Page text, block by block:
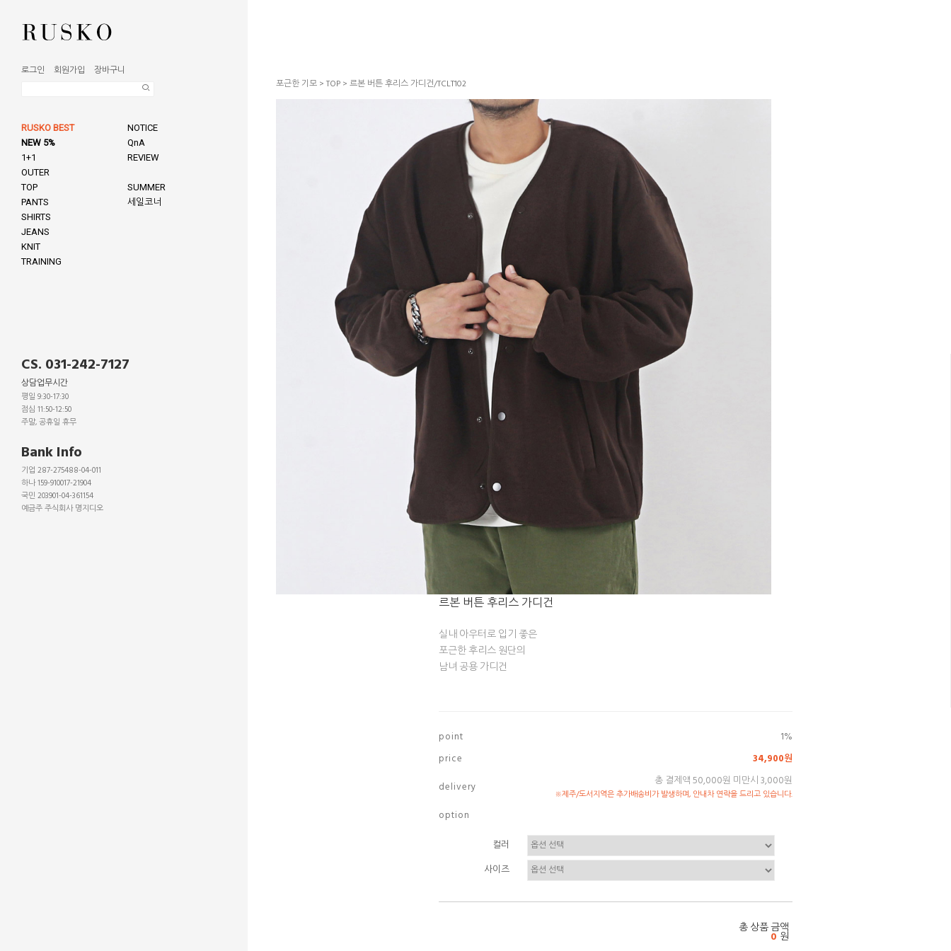
로그인 회원가입 장바구니
RUSKO BEST
NEW 5%
1+1
OUTER
TOP
PANTS
SHIRTS
JEANS
KNIT
TRAINING
NOTICE
QnA
REVIEW
SUMMER
세일코너
CS. 031-242-7127
상담업무시간
평일 9:30-17:30
점심 11:50-12:50
주말, 공휴일 휴무
Bank Info
기업 287-275488-04-011
하나 159-910017-21904
국민 203901-04-361154
예금주 주식회사 명지디오
포근한 기모 > TOP > 르본 버튼 후리스 가디건/TCLT102
르본 버튼 후리스 가디건
실내 아우터로 입기 좋은
포근한 후리스 원단의
남녀 공용 가디건
p o i n t
1%
p r i c e
34,900원
d e l i v e r y
총 결제액 50,000원 미만시 3,000원
※제주/도서지역은 추가배송비가 발생하며, 안내차 연락을 드리고 있습니다.
o p t i o n
컬러
사이즈
총 상품 금액
0 원